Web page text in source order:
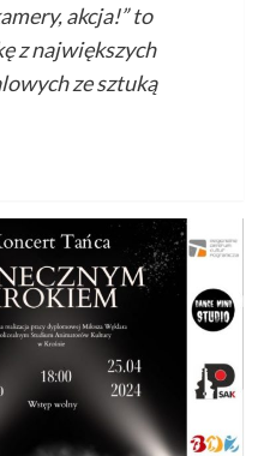
akcja!” to
z największych
ze sztuką